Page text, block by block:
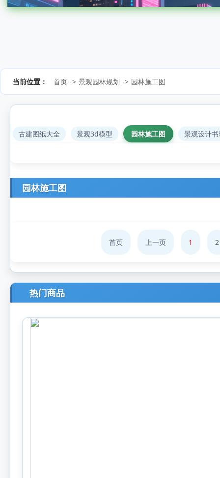
当前位置： 首页 -> 景观园林规划 -> 园林施工图
古建图纸大全 景观3d模型 园林施工图 景观设计
园林施工图
首页 上一页 1 2
热门商品